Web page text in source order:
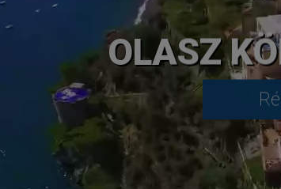
OLASZ